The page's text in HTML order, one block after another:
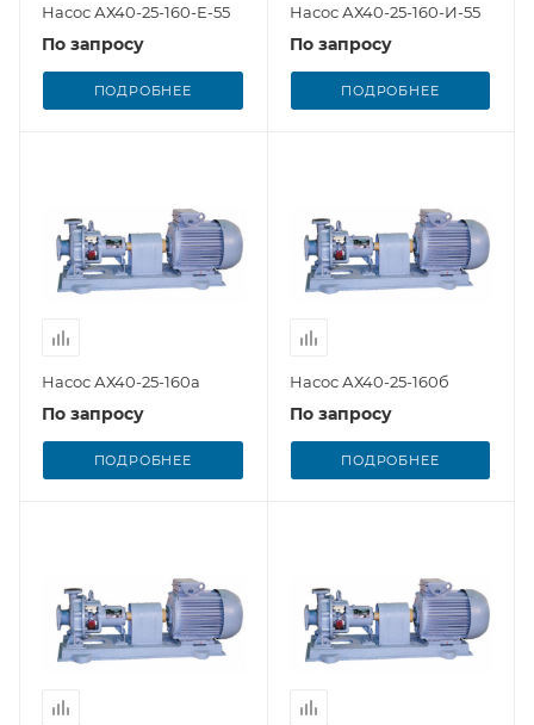
Насос АХ40-25-160-Е-55
По запросу
ПОДРОБНЕЕ
Насос АХ40-25-160-И-55
По запросу
ПОДРОБНЕЕ
Насос АХ40-25-160а
По запросу
ПОДРОБНЕЕ
Насос АХ40-25-160б
По запросу
ПОДРОБНЕЕ